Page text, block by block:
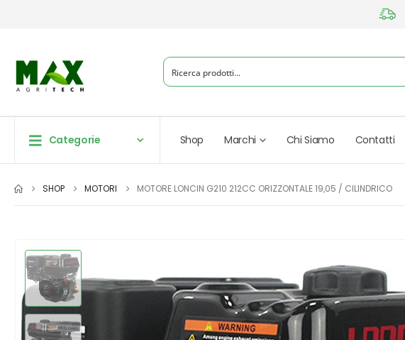
Categorie Shop Marchi Chi Siamo Contatti
SHOP MOTORI MOTORE LONCIN G210 212CC ORIZZONTALE 19,05 / CILINDRICO